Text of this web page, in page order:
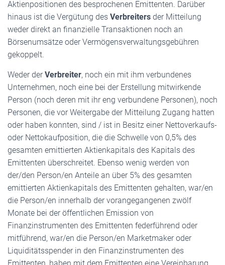
Aktienpositionen des besprochenen Emittenten. Darüber
hinaus ist die Vergütung des Verbreiters der Mitteilung
weder direkt an finanzielle Transaktionen noch an
Börsenumsätze oder Vermögensverwaltungsgebühren
gekoppelt.
Weder derVerbreiter, noch ein mit ihm verbundenes
Unternehmen, noch eine bei der Erstellung mitwirkende
Person (noch deren mit ihr eng verbundene Personen), noch
Personen, die vor Weitergabe der Mitteilung Zugang hatten
oder haben konnten, sind / ist in Besitz einer Nettoverkaufs-
oder Nettokaufposition, die die Schwelle von 0,5% des
gesamten emittierten Aktienkapitals des Kapitals des
Emittenten überschreitet. Ebenso wenig werden von
der/den Person/en Anteile an über 5% des gesamten
emittierten Aktienkapitals des Emittenten gehalten, war/en
die Person/en innerhalb der vorangegangenen zwölf
Monate bei der öffentlichen Emission von
Finanzinstrumenten des Emittenten federführend oder
mitführend, war/en die Person/en Marketmaker oder
Liquiditätsspender in den Finanzinstrumenten des